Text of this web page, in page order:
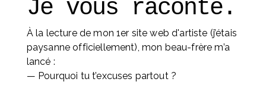
À la lecture de mon 1er site web d'artiste (j’étais
paysanne officiellement), mon beau-frère m’a
lancé :
— Pourquoi tu t’excuses partout ?